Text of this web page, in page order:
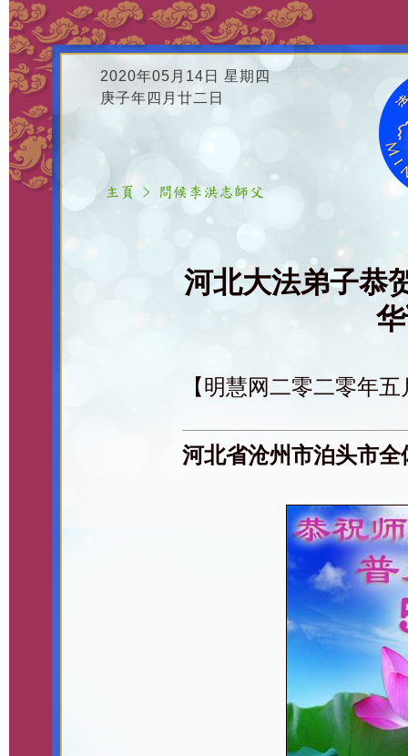
2020年05月14日 星期四
庚子年四月廿二日
河北大法弟子恭
【明慧网二零二零年
河北省沧州市泊头市